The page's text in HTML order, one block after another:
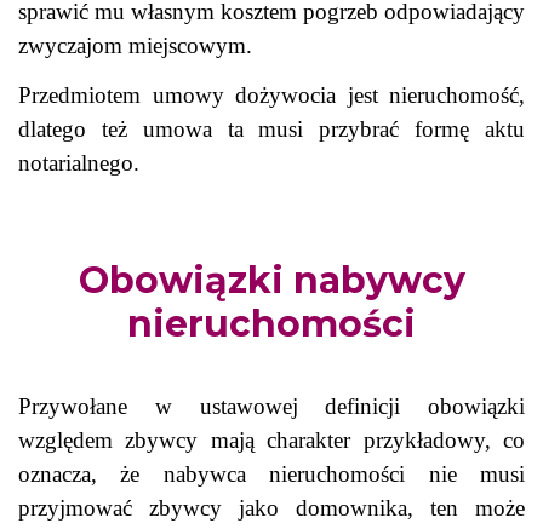
sprawić mu własnym kosztem pogrzeb odpowiadający
zwyczajom miejscowym.
Przedmiotem umowy dożywocia jest nieruchomość,
dlatego też umowa ta musi przybrać formę aktu
notarialnego.
Obowiązki nabywcy
nieruchomości
Przywołane w ustawowej definicji obowiązki
względem zbywcy mają charakter przykładowy, co
oznacza, że nabywca nieruchomości nie musi
przyjmować zbywcy jako domownika, ten może